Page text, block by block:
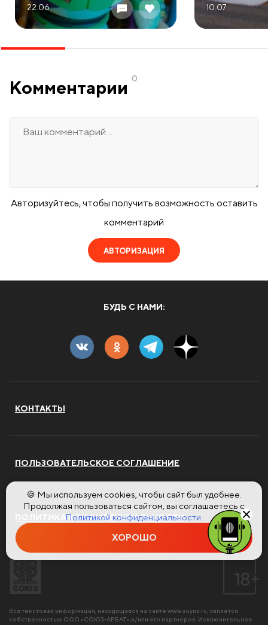
22.06 10.07
Комментарии 0
Авторизуйтесь, чтобы получить возможность оставить
комментарий
АВТОРИЗАЦИЯ
БУДЬ С НАМИ:
КОНТАКТЫ
ПОЛЬЗОВАТЕЛЬСКОЕ СОГЛАШЕНИЕ
ПОЛИТИКА КОНФИДЕНЦИАЛЬНОСТИ
Вся текстовая информация, находящаяся на сайте www.soyuz.ru , является
собственностью ООО «СОЮЗ-АРБАТ» и/или его партнеров. Исключительное
🍪 Мы используем cookies, чтобы сайт был удобнее.
Продолжая пользоваться сайтом, вы соглашаетесь с
Политикой конфиденциальности.
ХОРОШО